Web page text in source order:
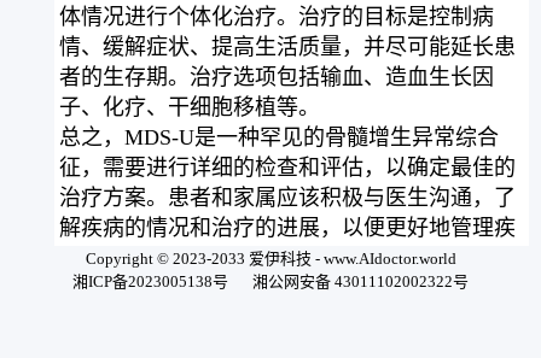
体情况进行个体化治疗。治疗的目标是控制病
情、缓解症状、提高生活质量，并尽可能延长患
者的生存期。治疗选项包括输血、造血生长因
子、化疗、干细胞移植等。
总之，MDS-U是一种罕见的骨髓增生异常综合
征，需要进行详细的检查和评估，以确定最佳的
治疗方案。患者和家属应该积极与医生沟通，了
解疾病的情况和治疗的进展，以便更好地管理疾
病。Copyright © 2023-2033 爱伊科技 - www.AIdoctor.world
湘ICP备2023005138号
湘公网安备 43011102002322号